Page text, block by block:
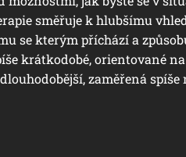
směřuje k hlubšímu
se kterým příchází a
krátkodobé, orientované
zaměřená spíše